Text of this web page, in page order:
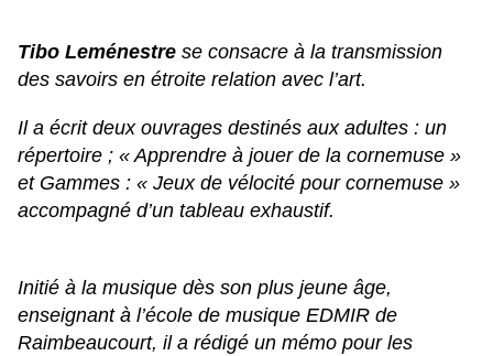
Tibo Leménestre se consacre à la transmission
des savoirs en étroite relation avec l’art.
Il a écrit deux ouvrages destinés aux adultes : un
répertoire ; « Apprendre à jouer de la cornemuse »
et Gammes : « Jeux de vélocité pour cornemuse »
accompagné d’un tableau exhaustif.
Initié à la musique dès son plus jeune âge,
enseignant à l’école de musique EDMIR de
Raimbeaucourt, il a rédigé un mémo pour les